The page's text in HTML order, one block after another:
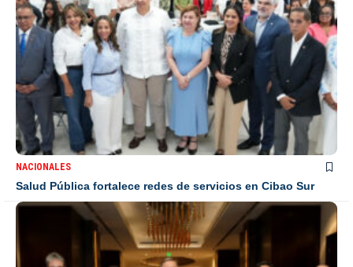
NACIONALES
Salud Pública fortalece redes de servicios en Cibao Sur